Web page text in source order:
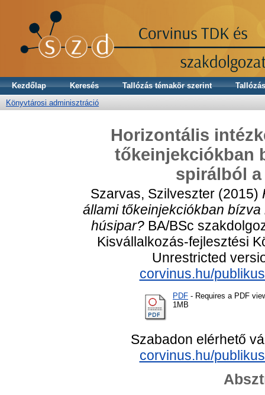
Kezdőlap Keresés Tallózás témakör szerint
Könyvtárosi adminisztráció
Horizontális
tőkeinjekciókban
spirálból
Szarvas, Szilveszter(2015)
állami tőkeinjekciókban
húsipar?BA/BSc
Kisvállalkozás-fejlesztési
Unrestricted
corvinus.hu/
PDF - Requires a PDF
1MB
Szabadon elérhető
corvinus.hu/